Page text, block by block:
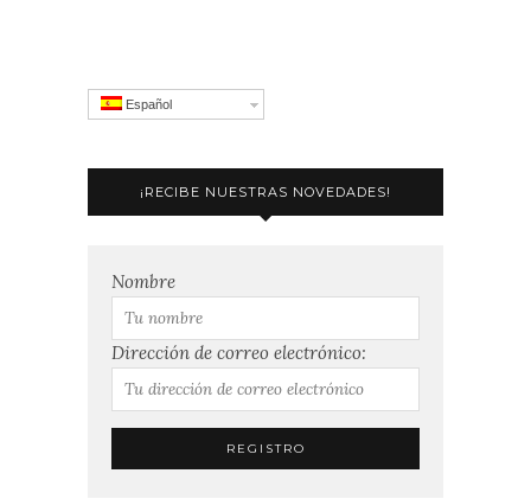
Español
¡RECIBE NUESTRAS NOVEDADES!
Nombre
Dirección de correo electrónico: